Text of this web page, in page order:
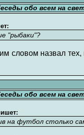
обо всем на
"рыбаки"?
словом назвал
обо всем на
на футбол столько